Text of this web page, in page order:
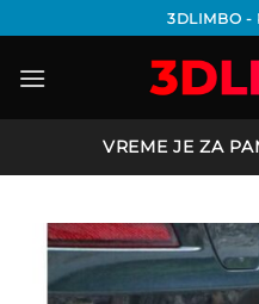
na
sadržaj
3DLIMBO -
VREME JE ZA